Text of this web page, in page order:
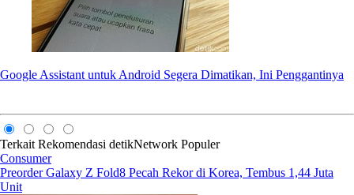
Google Assistant untuk Android Segera Dimatikan, Ini Penggantinya
Terkait Rekomendasi detikNetwork Populer
Consumer
Preorder Galaxy Z Fold8 Pecah Rekor di Korea, Tembus 1,44 Juta
Unit